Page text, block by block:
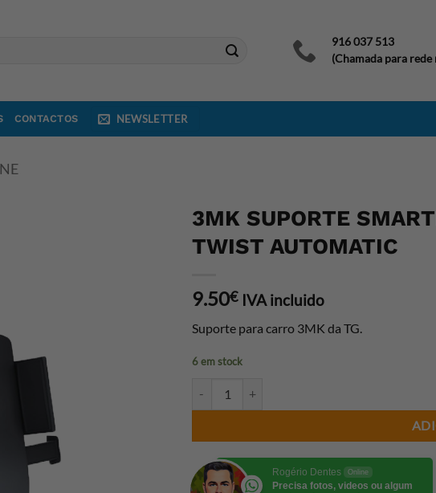
916 037 513
(Chamada para
CONTACTOS NEWSLETTER
3MK SUPORTE
TWIST AUTOMATIC
9.50€ IVA incluido
Suporte para carro 3MK da TG.
6 em stock
Rogério Dentes Online
Precisa fotos, videos ou algum